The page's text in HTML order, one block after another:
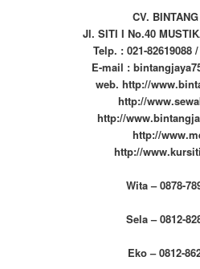
CV.
Jl. SITI I No.40
Telp. : 021-82619088
E-mail :
web. http://
http://
http://
http://
http://
Wita – 0878-
Sela – 0812-
Eko – 0812-